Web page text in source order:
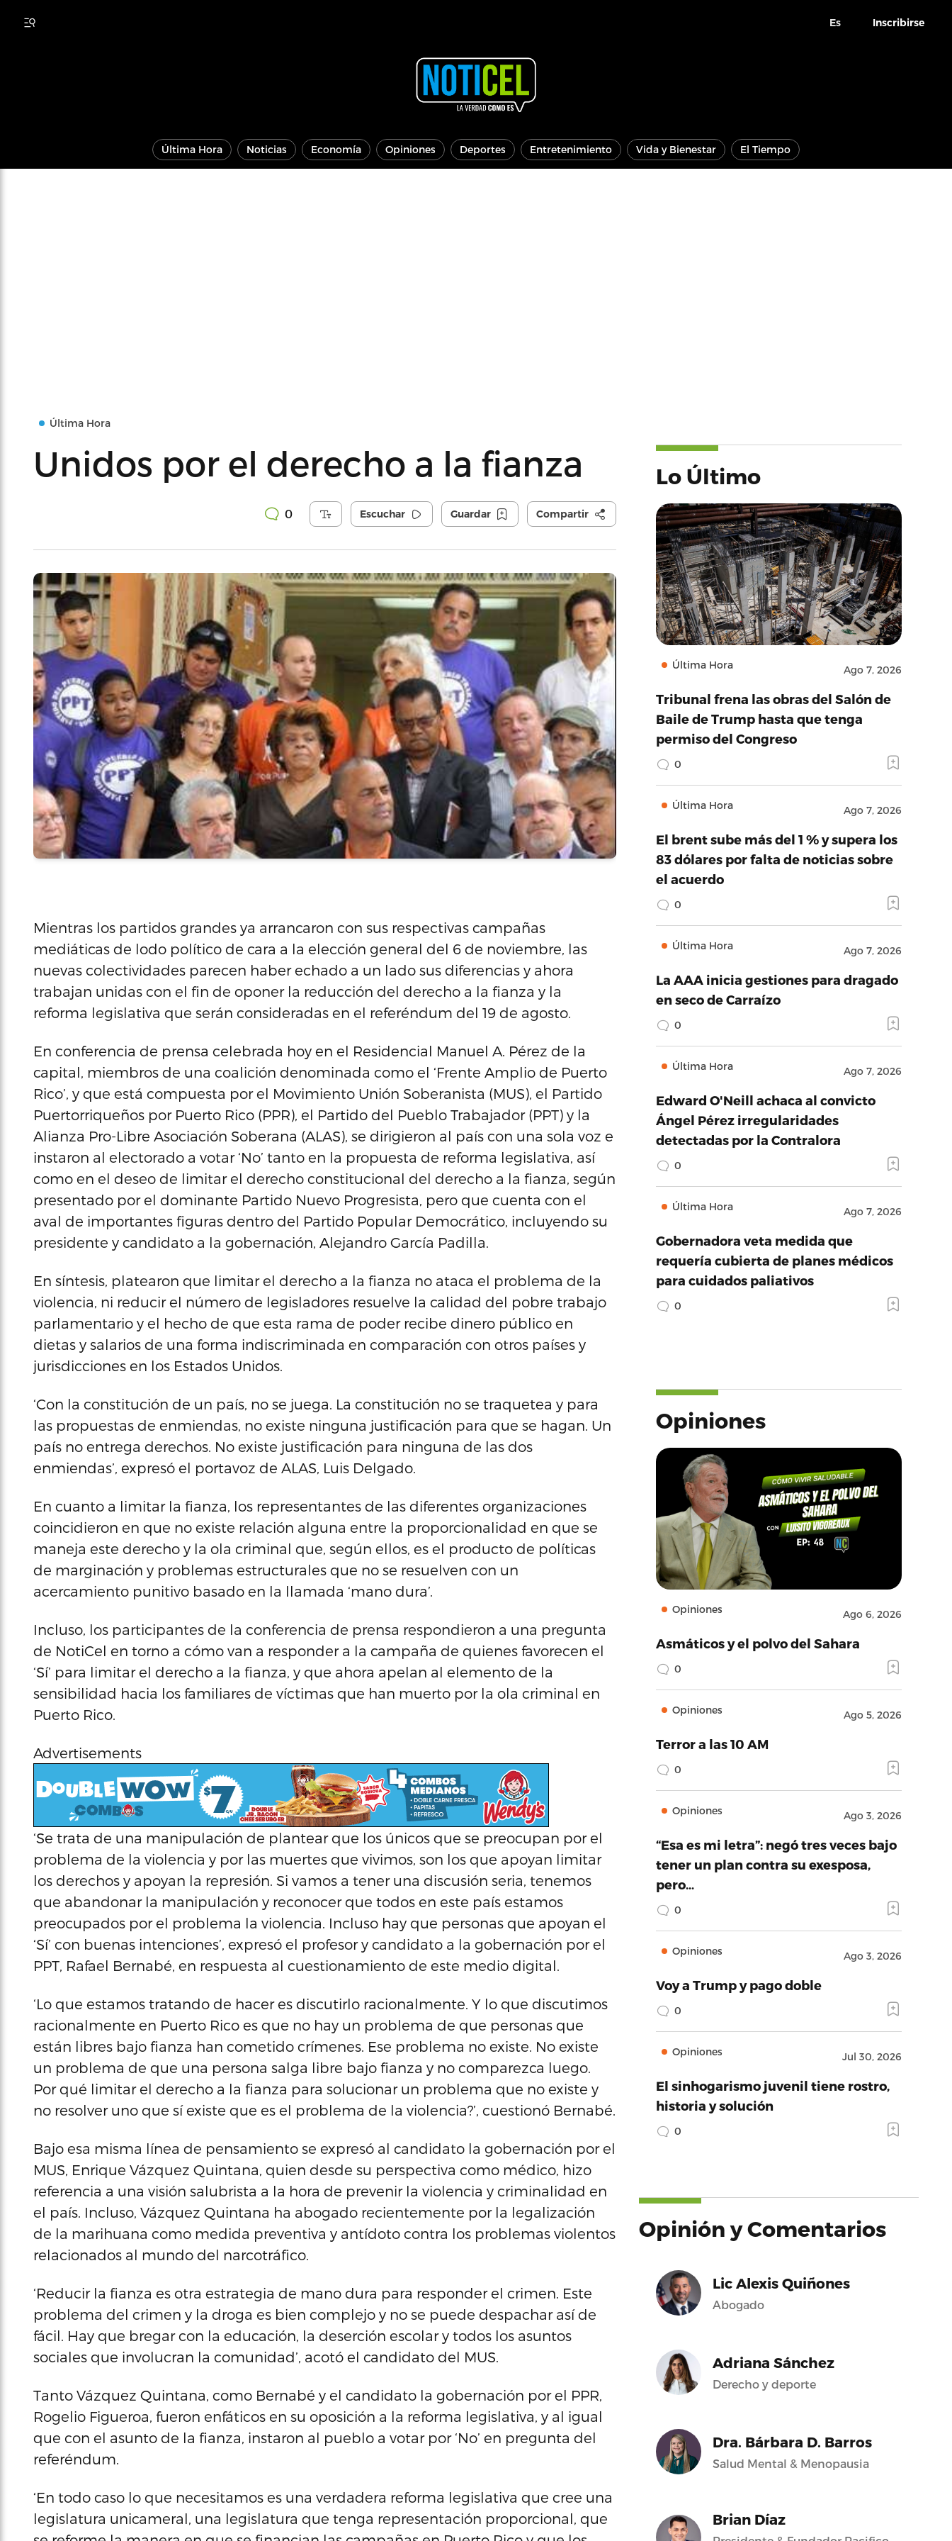
Es Inscribirse
Última Hora Noticias Economía Opiniones Deportes Entretenimiento Vida y Bienestar El Tiempo
Última Hora
Unidos por el derecho a la fianza
0 Escuchar Guardar Compartir
Mientras los partidos grandes ya arrancaron con sus respectivas campañas
mediáticas de lodo político de cara a la elección general del 6 de noviembre, las
nuevas colectividades parecen haber echado a un lado sus diferencias y ahora
trabajan unidas con el fin de oponer la reducción del derecho a la fianza y la
reforma legislativa que serán consideradas en el referéndum del 19 de agosto.
En conferencia de prensa celebrada hoy en el Residencial Manuel A. Pérez de la
capital, miembros de una coalición denominada como el ‘Frente Amplio de Puerto
Rico’, y que está compuesta por el Movimiento Unión Soberanista (MUS), el Partido
Puertorriqueños por Puerto Rico (PPR), el Partido del Pueblo Trabajador (PPT) y la
Alianza Pro-Libre Asociación Soberana (ALAS), se dirigieron al país con una sola voz e
instaron al electorado a votar ‘No’ tanto en la propuesta de reforma legislativa, así
como en el deseo de limitar el derecho constitucional del derecho a la fianza, según
presentado por el dominante Partido Nuevo Progresista, pero que cuenta con el
aval de importantes figuras dentro del Partido Popular Democrático, incluyendo su
presidente y candidato a la gobernación, Alejandro García Padilla.
En síntesis, platearon que limitar el derecho a la fianza no ataca el problema de la
violencia, ni reducir el número de legisladores resuelve la calidad del pobre trabajo
parlamentario y el hecho de que esta rama de poder recibe dinero público en
dietas y salarios de una forma indiscriminada en comparación con otros países y
jurisdicciones en los Estados Unidos.
‘Con la constitución de un país, no se juega. La constitución no se traquetea y para
las propuestas de enmiendas, no existe ninguna justificación para que se hagan. Un
país no entrega derechos. No existe justificación para ninguna de las dos
enmiendas’, expresó el portavoz de ALAS, Luis Delgado.
En cuanto a limitar la fianza, los representantes de las diferentes organizaciones
coincidieron en que no existe relación alguna entre la proporcionalidad en que se
maneja este derecho y la ola criminal que, según ellos, es el producto de políticas
de marginación y problemas estructurales que no se resuelven con un
acercamiento punitivo basado en la llamada ‘mano dura’.
Incluso, los participantes de la conferencia de prensa respondieron a una pregunta
de NotiCel en torno a cómo van a responder a la campaña de quienes favorecen el
‘Sí’ para limitar el derecho a la fianza, y que ahora apelan al elemento de la
sensibilidad hacia los familiares de víctimas que han muerto por la ola criminal en
Puerto Rico.
Advertisements
‘Se trata de una manipulación de plantear que los únicos que se preocupan por el
problema de la violencia y por las muertes que vivimos, son los que apoyan limitar
los derechos y apoyan la represión. Si vamos a tener una discusión seria, tenemos
que abandonar la manipulación y reconocer que todos en este país estamos
preocupados por el problema la violencia. Incluso hay que personas que apoyan el
‘Sí’ con buenas intenciones’, expresó el profesor y candidato a la gobernación por el
PPT, Rafael Bernabé, en respuesta al cuestionamiento de este medio digital.
‘Lo que estamos tratando de hacer es discutirlo racionalmente. Y lo que discutimos
racionalmente en Puerto Rico es que no hay un problema de que personas que
están libres bajo fianza han cometido crímenes. Ese problema no existe. No existe
un problema de que una persona salga libre bajo fianza y no comparezca luego.
Por qué limitar el derecho a la fianza para solucionar un problema que no existe y
no resolver uno que sí existe que es el problema de la violencia?’, cuestionó Bernabé.
Bajo esa misma línea de pensamiento se expresó al candidato la gobernación por el
MUS, Enrique Vázquez Quintana, quien desde su perspectiva como médico, hizo
referencia a una visión salubrista a la hora de prevenir la violencia y criminalidad en
el país. Incluso, Vázquez Quintana ha abogado recientemente por la legalización
de la marihuana como medida preventiva y antídoto contra los problemas violentos
relacionados al mundo del narcotráfico.
‘Reducir la fianza es otra estrategia de mano dura para responder el crimen. Este
problema del crimen y la droga es bien complejo y no se puede despachar así de
fácil. Hay que bregar con la educación, la deserción escolar y todos los asuntos
sociales que involucran la comunidad’, acotó el candidato del MUS.
Tanto Vázquez Quintana, como Bernabé y el candidato la gobernación por el PPR,
Rogelio Figueroa, fueron enfáticos en su oposición a la reforma legislativa, y al igual
que con el asunto de la fianza, instaron al pueblo a votar por ‘No’ en pregunta del
referéndum.
‘En todo caso lo que necesitamos es una verdadera reforma legislativa que cree una
legislatura unicameral, una legislatura que tenga representación proporcional, que
Lo Último
Última Hora Ago 7, 2026
Tribunal frena las obras del Salón de
Baile de Trump hasta que tenga
permiso del Congreso
0
Última Hora Ago 7, 2026
El brent sube más del 1 % y supera los
83 dólares por falta de noticias sobre
el acuerdo
0
Última Hora Ago 7, 2026
La AAA inicia gestiones para dragado
en seco de Carraízo
0
Última Hora Ago 7, 2026
Edward O'Neill achaca al convicto
Ángel Pérez irregularidades
detectadas por la Contralora
0
Última Hora Ago 7, 2026
Gobernadora veta medida que
requería cubierta de planes médicos
para cuidados paliativos
0
Opiniones
Opiniones Ago 6, 2026
Asmáticos y el polvo del Sahara
0
Opiniones Ago 5, 2026
Terror a las 10 AM
0
Opiniones Ago 3, 2026
“Esa es mi letra”: negó tres veces bajo
tener un plan contra su exesposa,
pero…
0
Opiniones Ago 3, 2026
Voy a Trump y pago doble
0
Opiniones Jul 30, 2026
El sinhogarismo juvenil tiene rostro,
historia y solución
0
Opinión y Comentarios
Lic Alexis Quiñones
Abogado
Adriana Sánchez
Derecho y deporte
Dra. Bárbara D. Barros
Salud Mental & Menopausia
Brian Díaz